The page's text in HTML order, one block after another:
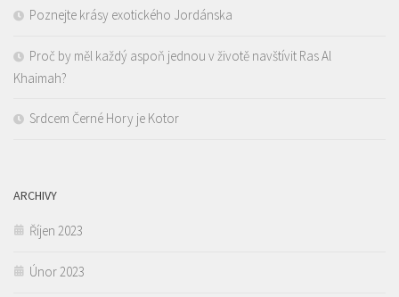
Poznejte krásy exotického Jordánska
Proč by měl každý aspoň jednou v životě navštívit Ras Al
Khaimah?
Srdcem Černé Hory je Kotor
ARCHIVY
Říjen 2023
Únor 2023